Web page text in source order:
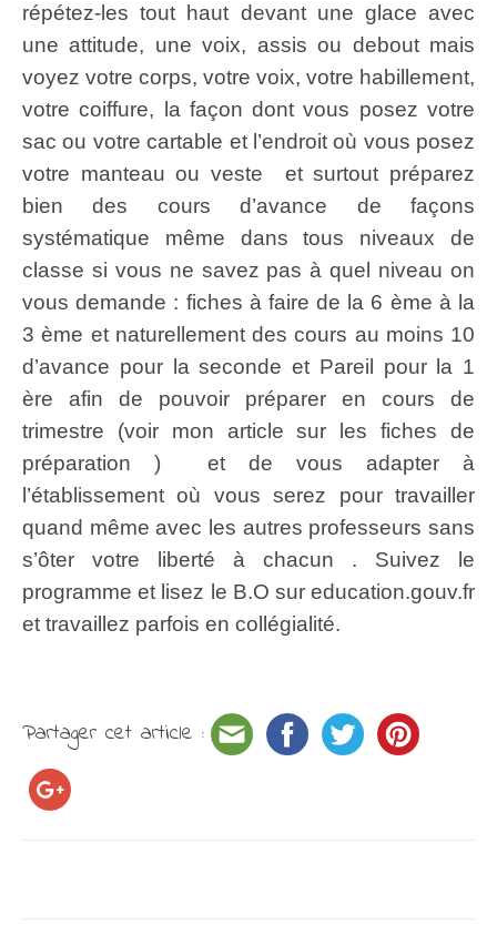
répétez-les tout haut devant une glace avec
une attitude, une voix, assis ou debout mais
voyez votre corps, votre voix, votre habillement,
votre coiffure, la façon dont vous posez votre
sac ou votre cartable et l’endroit où vous posez
votre manteau ou veste et surtout préparez
bien des cours d’avance de façons
systématique même dans tous niveaux de
classe si vous ne savez pas à quel niveau on
vous demande : fiches à faire de la 6 ème à la
3 ème et naturellement des cours au moins 10
d’avance pour la seconde et Pareil pour la 1
ère afin de pouvoir préparer en cours de
trimestre (voir mon article sur les fiches de
préparation ) et de vous adapter à
l’établissement où vous serez pour travailler
quand même avec les autres professeurs sans
s’ôter votre liberté à chacun . Suivez le
programme et lisez le B.O sur education.gouv.fr
et travaillez parfois en collégialité.
Partager cet article :